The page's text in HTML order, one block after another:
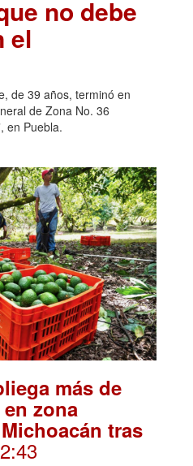
no debe
el
de 39 años, terminó en
de Zona No. 36
en Puebla.
más de
zona
tras